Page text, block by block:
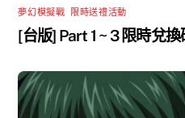
夢幻模擬戰 限時送禮活動
[台版] Part 1 ~ 3 限時兌換